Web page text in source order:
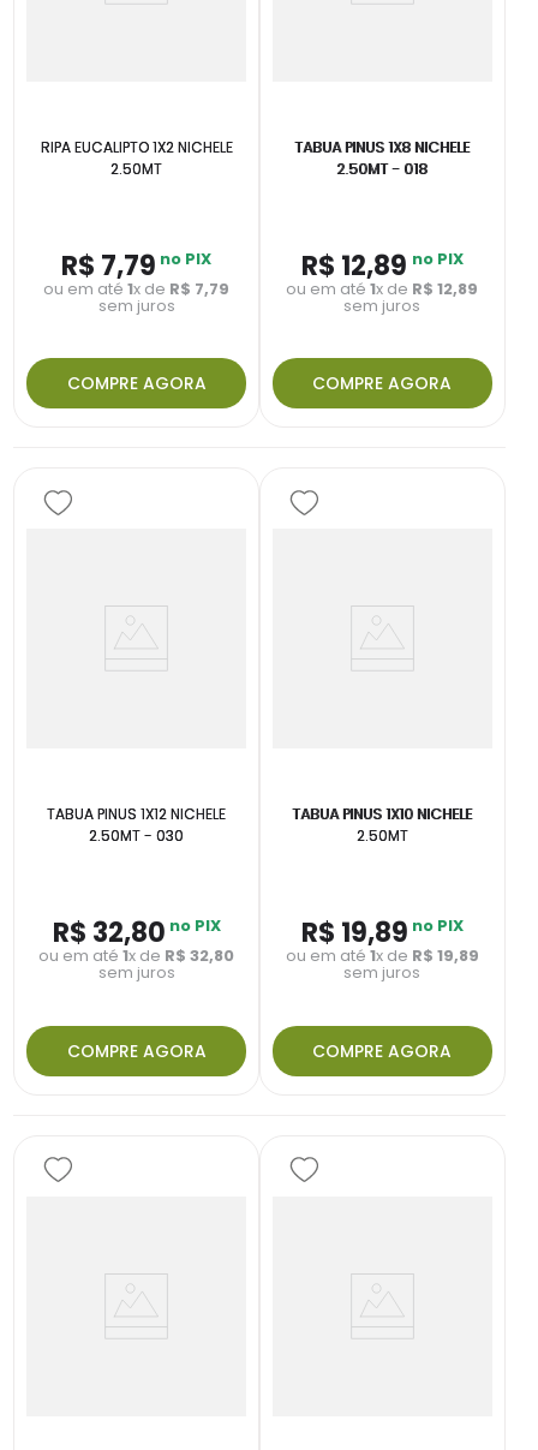
RIPA EUCALIPTO 1X2 NICHELE
2.50MT
R$ 7,79 no PIX
ou em até1x de R$ 7,79
sem juros
COMPRE AGORA
TABUA PINUS 1X8 NICHELE
2.50MT - 018
R$ 12,89 no PIX
ou em até1x de R$ 12,89
sem juros
COMPRE AGORA
TABUA PINUS 1X12 NICHELE
2.50MT - 030
R$ 32,80 no PIX
ou em até1x de R$ 32,80
sem juros
COMPRE AGORA
TABUA PINUS 1X10 NICHELE
2.50MT
R$ 19,89 no PIX
ou em até 1x de R$ 19,89
sem juros
COMPRE AGORA